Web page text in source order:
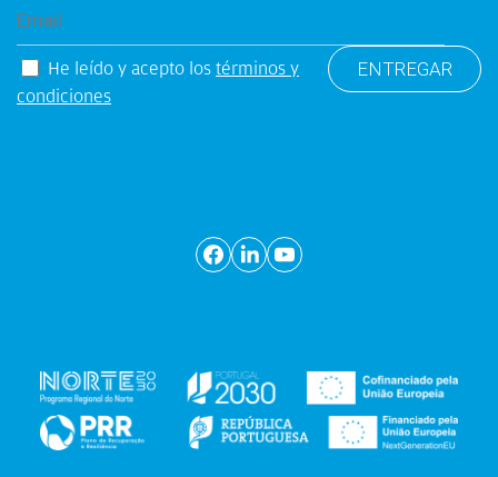
He leído y acepto los términos y
condiciones